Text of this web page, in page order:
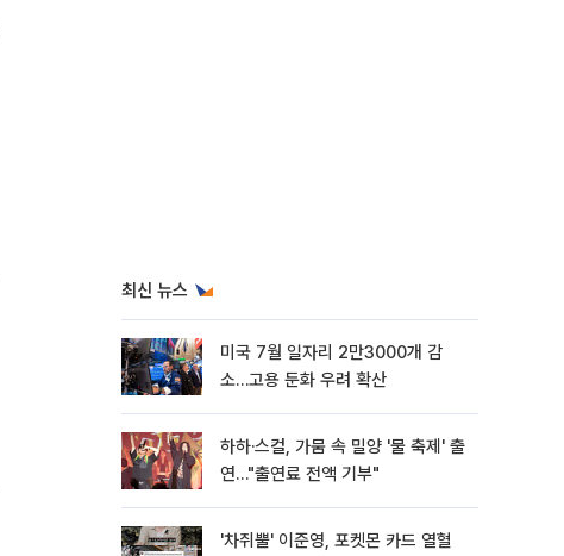
최신 뉴스
미국 7월 일자리 2만3000개 감
소…고용 둔화 우려 확산
하하·스컬, 가뭄 속 밀양 '물 축제' 출
연…"출연료 전액 기부"
'차쥐뿔' 이준영, 포켓몬 카드 열혈